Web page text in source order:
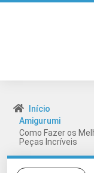
Início
Amigurumi
Como Fazer os
Peças Incríveis